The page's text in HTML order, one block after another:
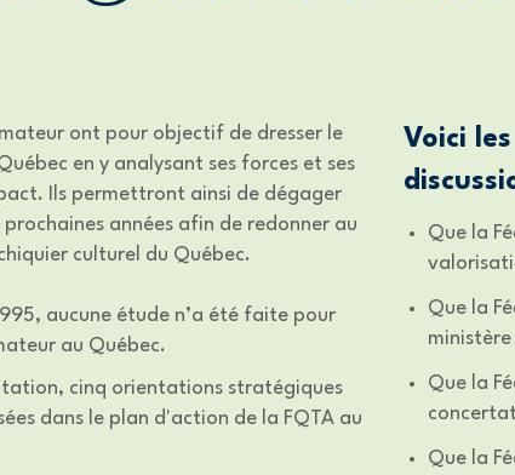
ont pour objectif de dresser le
en y analysant ses forces et ses
Ils permettront ainsi de dégager
années afin de redonner au
culturel du Québec.
aucune étude n’a été faite pour
au Québec.
cinq orientations stratégiques
dans le plan d'action de la FQTA au
Voici
Que la
Que la
Que la
Que la